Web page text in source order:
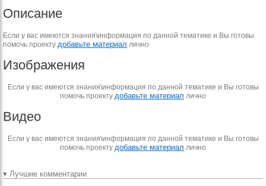
Описание
Если у вас имеются знания\информация по данной тематике и Вы готовы
помочь проекту добавьте материал лично
Изображения
Если у вас имеются знания\информация по данной тематике и Вы готовы
помочь проекту добавьте материал лично
Видео
Если у вас имеются знания\информация по данной тематике и Вы готовы
помочь проекту добавьте материал лично
▾ Лучшие комментарии